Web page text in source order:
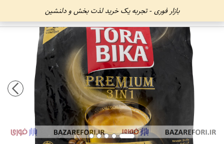
بازار فوری - تجربه یک خرید لذت بخش و دلنشین